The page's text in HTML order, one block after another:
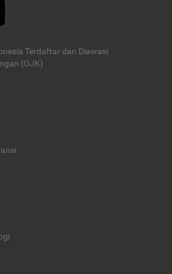
Terdaftar dan Diawasi
(OJK)